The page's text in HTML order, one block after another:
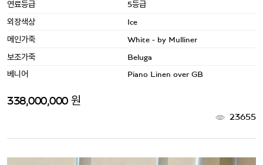
연료등급 5등급
외장색상 Ice
메인가죽 White - by Mulliner
보조가죽 Beluga
베니어 Piano Linen over GB
338,000,000 원
23655